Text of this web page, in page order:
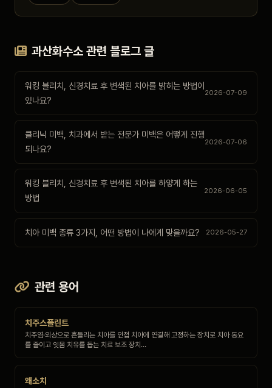
과산화수소 관련 블로그 글
워킹 블리치, 신경치료 후 변색된 치아를 밝히는 방법이
있나요?
2026-07-09
클리닉 미백, 치과에서 받는 전문가 미백은 어떻게 진행
되나요?
2026-07-06
워킹 블리치, 신경치료 후 변색된 치아를 하얗게 하는
방법
2026-06-05
치아 미백 종류 3가지, 어떤 방법이 나에게 맞을까요? 2026-05-27
관련 용어
치주스플린트
치주염·외상으로 흔들리는 치아를 인접 치아에 연결해 고정하는 장치로 치아 동요
를 줄이고 잇몸 치유를 돕는 치료 보조 장치…
왜소치